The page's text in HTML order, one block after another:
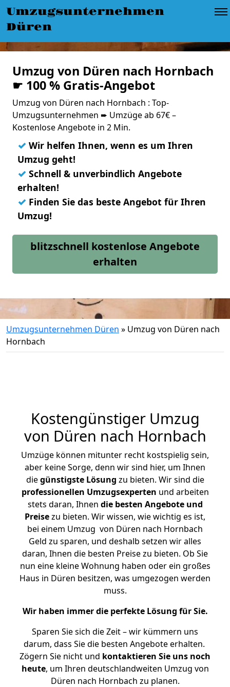
Umzugsunternehmen
Düren
Umzug von Düren nach Hornbach
☛ 100 % Gratis-Angebot
Umzug von Düren nach Hornbach : Top-
Umzugsunternehmen ➨ Umzüge ab 67€ –
Kostenlose Angebote in 2 Min.
✓ Wir helfen Ihnen, wenn es um Ihren
Umzug geht!
✓ Schnell & unverbindlich Angebote
erhalten!
✓ Finden Sie das beste Angebot für Ihren
Umzug!
blitzschnell kostenlose Angebote
erhalten
Umzugsunternehmen Düren » Umzug von Düren nach
Hornbach
Kostengünstiger Umzug
von Düren nach Hornbach
Umzüge können mitunter recht kostspielig sein,
aber keine Sorge, denn wir sind hier, um Ihnen
diegünstigste Lösung zu bieten. Wir sind die
professionellen Umzugsexperten und arbeiten
stets daran, Ihnen die besten Angebote und
Preisezu bieten. Wir wissen, wie wichtig es ist,
bei einem Umzug von Düren nach Hornbach
Geld zu sparen, und deshalb setzen wir alles
daran, Ihnen die besten Preise zu bieten. Ob Sie
nun eine kleine Wohnung haben oder ein großes
Haus in Düren besitzen, was umgezogen werden
muss.
Wir haben immer die perfekte Lösung für Sie.
Sparen Sie sich die Zeit – wir kümmern uns
darum, dass Sie die besten Angebote erhalten.
Zögern Sie nicht und kontaktieren Sie uns noch
heute, um Ihren deutschlandweiten Umzug von
Düren nach Hornbach zu planen.